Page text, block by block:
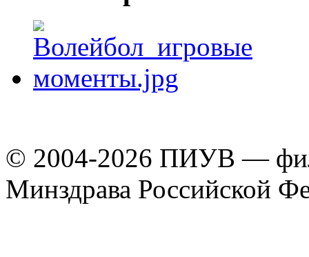
© 2004-2026 ПИУВ —
Минздрава Российской